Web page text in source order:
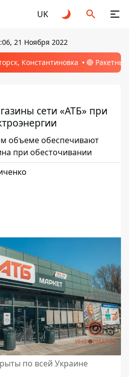
UK
21 Ноября 2022
Константиновка 🔴
сети «АТБ» при
объеме обеспечивают
при обесточивании
по всей Украине